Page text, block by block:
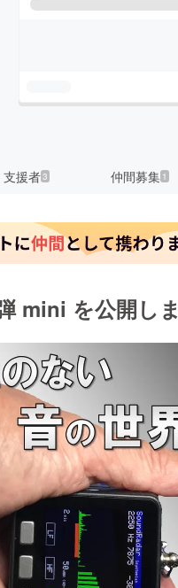
支援者3 仲間募集 1
mini を公開し